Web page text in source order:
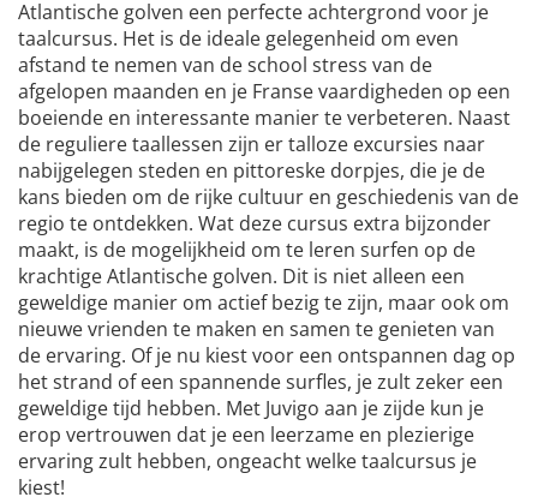
Atlantische golven een perfecte achtergrond voor je
taalcursus. Het is de ideale gelegenheid om even
afstand te nemen van de school stress van de
afgelopen maanden en je Franse vaardigheden op een
boeiende en interessante manier te verbeteren. Naast
de reguliere taallessen zijn er talloze excursies naar
nabijgelegen steden en pittoreske dorpjes, die je de
kans bieden om de rijke cultuur en geschiedenis van de
regio te ontdekken. Wat deze cursus extra bijzonder
maakt, is de mogelijkheid om te leren surfen op de
krachtige Atlantische golven. Dit is niet alleen een
geweldige manier om actief bezig te zijn, maar ook om
nieuwe vrienden te maken en samen te genieten van
de ervaring. Of je nu kiest voor een ontspannen dag op
het strand of een spannende surfles, je zult zeker een
geweldige tijd hebben. Met Juvigo aan je zijde kun je
erop vertrouwen dat je een leerzame en plezierige
ervaring zult hebben, ongeacht welke taalcursus je
kiest!